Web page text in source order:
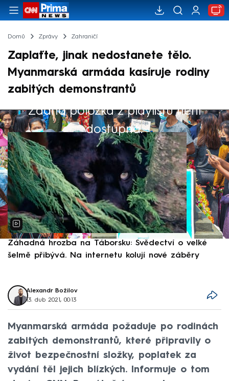
Domů Zprávy Zahraničí
Zaplaťte, jinak nedostanete tělo.
Myanmarská armáda kasíruje rodiny
zabitých demonstrantů
Žádná položka z playlistu není
dostupná.
Výběr redakce
Záhadná hrozba na Táborsku: Svědectví o velké
šelmě přibývá. Na internetu kolují nové záběry
Alexandr Božilov
13. dub 2021, 00:13
Myanmarská armáda požaduje po rodinách
zabitých demonstrantů, které připravily o
život bezpečnostní složky, poplatek za
vydání těl jejich blízkých. Informuje o tom